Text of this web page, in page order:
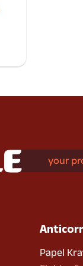
your
Papel